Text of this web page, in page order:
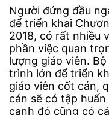
Người đứng đầu
để triển khai
2018, có rất nhiều
phần việc quan
lượng giáo viên.
trình lớn để triển
giáo viên cốt cán,
cán sẽ có tập
cạnh đó cũng có